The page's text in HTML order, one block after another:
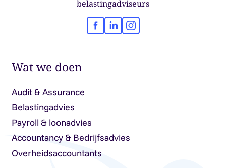
belastingadviseurs
Facebook
LinkedInInstagram
Wat we doen
Audit & Assurance
Belastingadvies
Payroll & loonadvies
Accountancy & Bedrijfsadvies
Overheidsaccountants